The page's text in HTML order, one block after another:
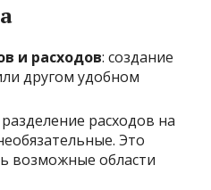
и расходов: создание
другом удобном
разделение расходов на
Это
возможные области